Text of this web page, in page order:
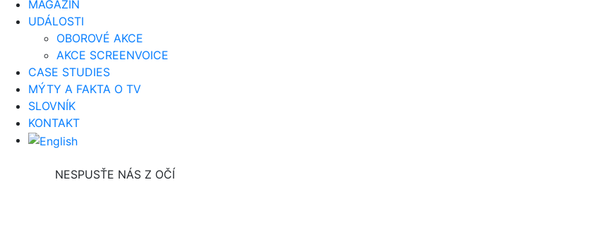
MAGAZÍN
UDÁLOSTI
OBOROVÉ AKCE
AKCE SCREENVOICE
CASE STUDIES
MÝTY A FAKTA O TV
SLOVNÍK
KONTAKT
NESPUSŤE NÁS Z OČÍ